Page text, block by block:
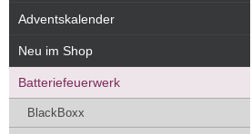
Adventskalender
Neu im Shop
Batteriefeuerwerk
BlackBoxx